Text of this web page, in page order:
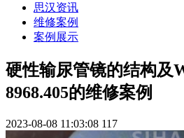
思汉资讯
维修案例
案例展示
硬性输尿管镜的结构及
8968.405的维修案例
2023-08-08 11:03:08 117